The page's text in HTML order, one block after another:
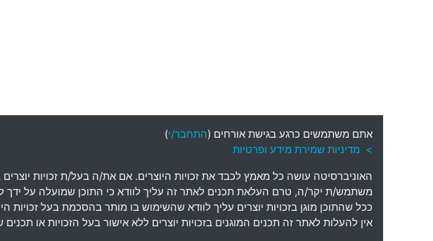
אתם משתמשים כרגע בגישת אורחים (התחבר/י)
> מדיניות שמירת מידע ופרטיות
האוניברסיטה עושה כל מאמץ לכבד את זכויות היוצרים. אם את/ה בעל/ת זכויות
משתמש/ת יקר/ה, טרם העלאת תכנים לאתר זה עליך לוודא כי התוכן שמועלה על ידך
ככל שהתוכן מוגן בזכויות יוצרים עליך לוודא שהשימוש בו מותר בהסכמת בעל זכויות
אין להעלות לאתר זה תכנים המוגנים בזכויות יוצרים ללא אישור בעל הזכויות או